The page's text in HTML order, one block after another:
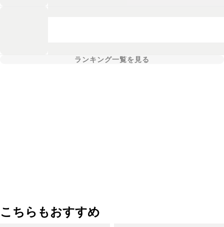
ランキング一覧を見る
こちらもおすすめ